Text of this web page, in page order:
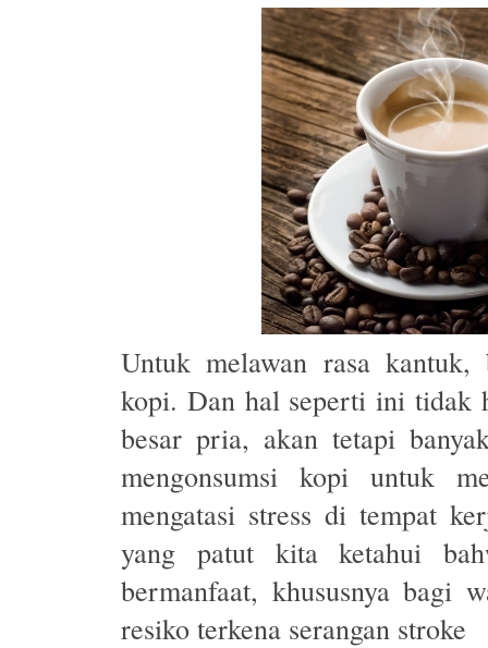
Untuk melawan rasa kantuk,
kopi. Dan hal seperti ini tidak
besar pria, akan tetapi
mengonsumsi kopi untuk
mengatasi stress di tempat
yang patut kita ketahui
bermanfaat, khususnya bagi
resiko terkena serangan stroke